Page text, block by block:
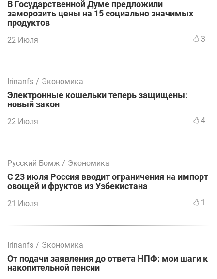
В Государственной Думе предложили
заморозить цены на 15 социально значимых
продуктов
22 Июля 3
Irinanfs / Экономика
Электронные кошельки теперь защищены:
новый закон
22 Июля 4
Русский Бомж / Экономика
С 23 июля Россия вводит ограничения на импорт
овощей и фруктов из Узбекистана
21 Июля 1
Irinanfs / Экономика
От подачи заявления до ответа НПФ: мои шаги к
накопительной пенсии